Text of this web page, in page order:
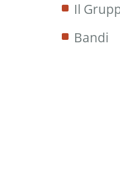
Il
Bandi